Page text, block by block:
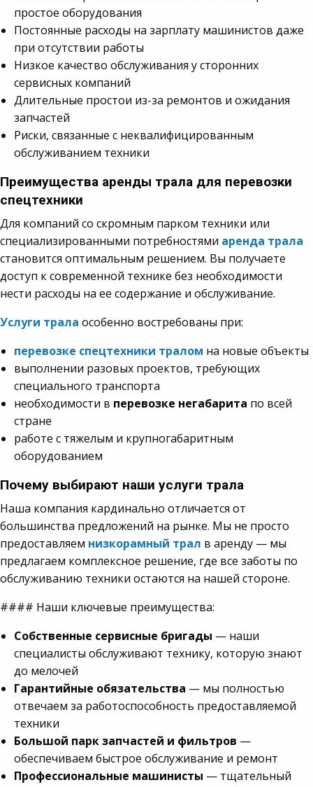
простое оборудования
Постоянные расходы на зарплату машинистов даже
при отсутствии работы
Низкое качество обслуживания у сторонних
сервисных компаний
Длительные простои из-за ремонтов и ожидания
запчастей
Риски, связанные с неквалифицированным
обслуживанием техники
Преимущества аренды трала для перевозки
спецтехники
Для компаний со скромным парком техники или
специализированными потребностями аренда трала
становится оптимальным решением. Вы получаете
доступ к современной технике без необходимости
нести расходы на ее содержание и обслуживание.
Услуги трала особенно востребованы при:
перевозке спецтехники тралом на новые объекты
выполнении разовых проектов, требующих
специального транспорта
необходимости в перевозке негабарита по всей
стране
работе с тяжелым и крупногабаритным
оборудованием
Почему выбирают наши услуги трала
Наша компания кардинально отличается от
большинства предложений на рынке. Мы не просто
предоставляем низкорамный трал в аренду — мы
предлагаем комплексное решение, где все заботы по
обслуживанию техники остаются на нашей стороне.
#### Наши ключевые преимущества:
Собственные сервисные бригады — наши
специалисты обслуживают технику, которую знают
до мелочей
Гарантийные обязательства — мы полностью
отвечаем за работоспособность предоставляемой
техники
Большой парк запчастей и фильтров —
обеспечиваем быстрое обслуживание и ремонт
Профессиональные машинисты — тщательный